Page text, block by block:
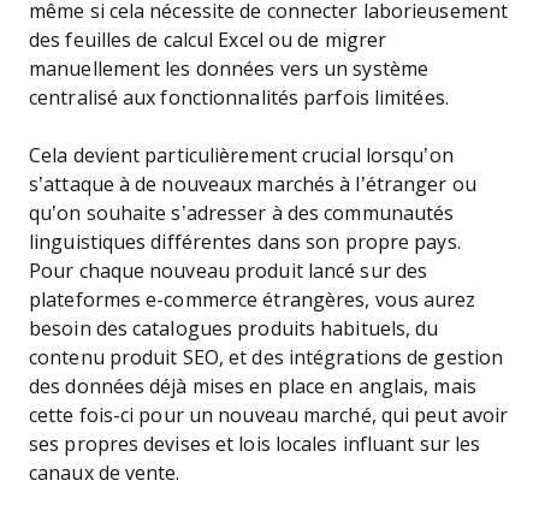
même si cela nécessite de connecter laborieusement
des feuilles de calcul Excel ou de migrer
manuellement les données vers un système
centralisé aux fonctionnalités parfois limitées.
Cela devient particulièrement crucial lorsqu’on
s’attaque à de nouveaux marchés à l’étranger ou
qu’on souhaite s’adresser à des communautés
linguistiques différentes dans son propre pays.
Pour chaque nouveau produit lancé sur des
plateformes e-commerce étrangères, vous aurez
besoin des catalogues produits habituels, du
contenu produit SEO, et des intégrations de gestion
des données déjà mises en place en anglais, mais
cette fois-ci pour un nouveau marché, qui peut avoir
ses propres devises et lois locales influant sur les
canaux de vente.